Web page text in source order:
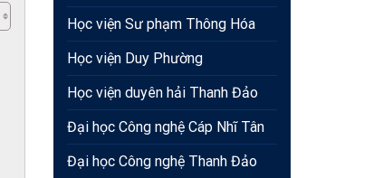
Học viện Sư phạm Thông Hóa
Học viện Duy Phường
Học viện duyên hải Thanh Đảo
Đại học Công nghệ Cáp Nhĩ Tân
Đại học Công nghệ Thanh Đảo